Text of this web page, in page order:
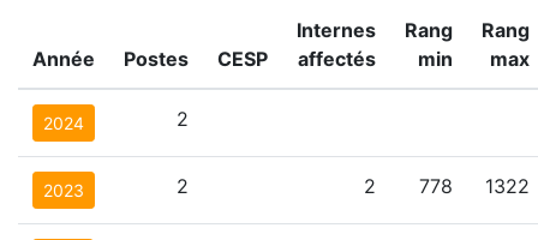
Année Postes CESP
Internes
affectés
Rang
min
Rang
max
2024 2
2023 2 2 778 1322